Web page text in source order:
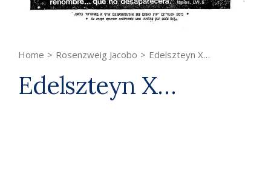
Home > Rosenzweig Jacobo > Edelszteyn X…
Edelszteyn X…